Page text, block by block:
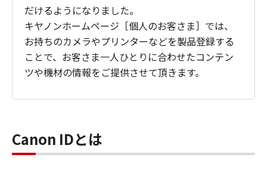
だけるようになりました。
キヤノンホームページ［個人のお客さま］では、
お持ちのカメラやプリンターなどを製品登録する
ことで、お客さま一人ひとりに合わせたコンテン
ツや機材の情報をご提供させて頂きます。
Canon IDとは